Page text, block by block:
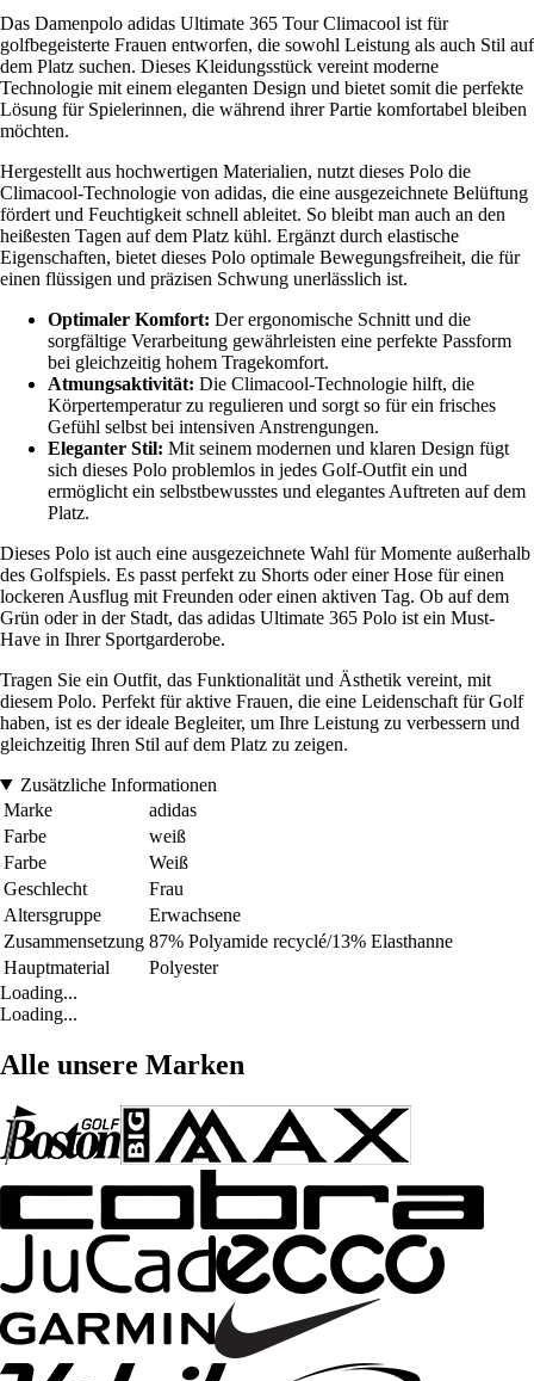
Das Damenpolo adidas Ultimate 365 Tour Climacool ist für
golfbegeisterte Frauen entworfen, die sowohl Leistung als auch Stil auf
dem Platz suchen. Dieses Kleidungsstück vereint moderne
Technologie mit einem eleganten Design und bietet somit die perfekte
Lösung für Spielerinnen, die während ihrer Partie komfortabel bleiben
möchten.
Hergestellt aus hochwertigen Materialien, nutzt dieses Polo die
Climacool-Technologie von adidas, die eine ausgezeichnete Belüftung
fördert und Feuchtigkeit schnell ableitet. So bleibt man auch an den
heißesten Tagen auf dem Platz kühl. Ergänzt durch elastische
Eigenschaften, bietet dieses Polo optimale Bewegungsfreiheit, die für
einen flüssigen und präzisen Schwung unerlässlich ist.
Optimaler Komfort: Der ergonomische Schnitt und die
sorgfältige Verarbeitung gewährleisten eine perfekte Passform
bei gleichzeitig hohem Tragekomfort.
Atmungsaktivität: Die Climacool-Technologie hilft, die
Körpertemperatur zu regulieren und sorgt so für ein frisches
Gefühl selbst bei intensiven Anstrengungen.
Eleganter Stil: Mit seinem modernen und klaren Design fügt
sich dieses Polo problemlos in jedes Golf-Outfit ein und
ermöglicht ein selbstbewusstes und elegantes Auftreten auf dem
Platz.
Dieses Polo ist auch eine ausgezeichnete Wahl für Momente außerhalb
des Golfspiels. Es passt perfekt zu Shorts oder einer Hose für einen
lockeren Ausflug mit Freunden oder einen aktiven Tag. Ob auf dem
Grün oder in der Stadt, das adidas Ultimate 365 Polo ist ein Must-
Have in Ihrer Sportgarderobe.
Tragen Sie ein Outfit, das Funktionalität und Ästhetik vereint, mit
diesem Polo. Perfekt für aktive Frauen, die eine Leidenschaft für Golf
haben, ist es der ideale Begleiter, um Ihre Leistung zu verbessern und
gleichzeitig Ihren Stil auf dem Platz zu zeigen.
Zusätzliche Informationen
Marke
adidas
Farbe
weiß
Farbe
Weiß
Geschlecht
Frau
Altersgruppe
Erwachsene
Zusammensetzung 87% Polyamide recyclé/13% Elasthanne
Hauptmaterial
Polyester
Loading...
Loading...
Alle unsere Marken